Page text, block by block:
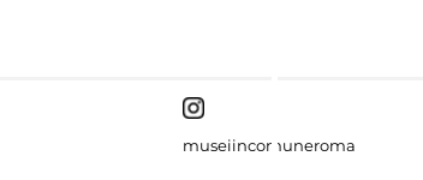
museiincomuneroma